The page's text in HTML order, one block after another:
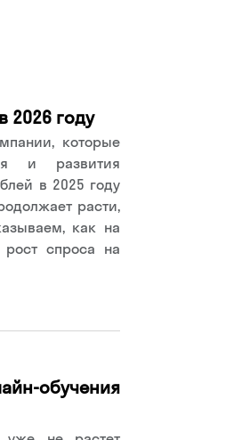
2026 году
которые
и развития
в 2025 году
расти,
как на
спроса на
обучения